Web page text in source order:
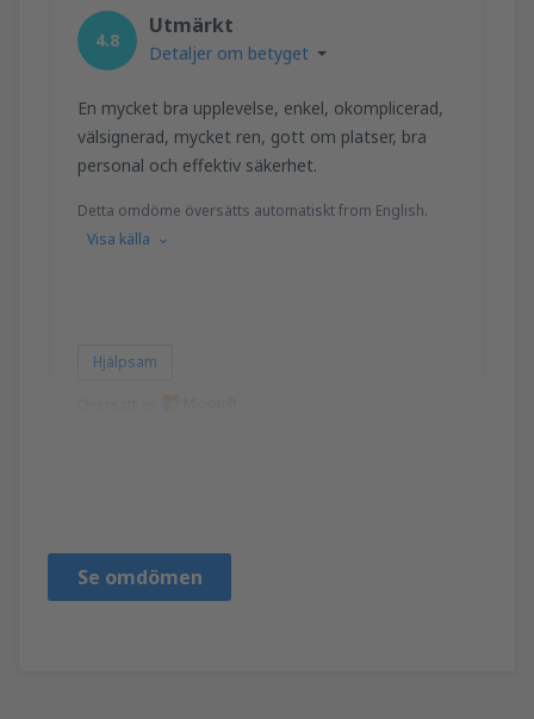
4.8
Utmärkt
Detaljer om betyget
En mycket bra upplevelse, enkel, okomplicerad,
välsignerad, mycket ren, gott om platser, bra
personal och effektiv säkerhet.
Detta omdöme översätts automatiskt from English.
Visa källa
Hjälpsam
Se omdömen